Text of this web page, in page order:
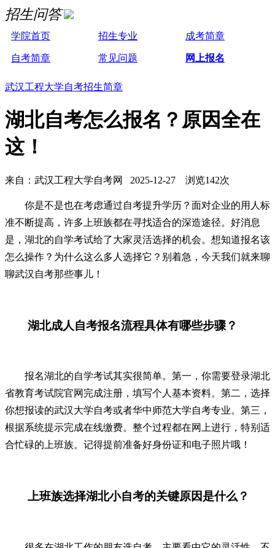
招生问答
学院首页 招生专业 成考简章
自考简章 常见问题 网上报名
武汉工程大学自考招生简章
湖北自考怎么报名？原因全在
这！
来自：武汉工程大学自考网 2025-12-27 浏览142次
你是不是也在考虑通过自考提升学历？面对企业的用人标
准不断提高，许多上班族都在寻找适合的深造途径。好消息
是，湖北的自学考试给了大家灵活选择的机会。想知道报名该
怎么操作？为什么这么多人选择它？别着急，今天我们就来聊
聊武汉自考那些事儿！
湖北成人自考报名流程具体有哪些步骤？
报名湖北的自学考试其实很简单。第一，你需要登录湖北
省教育考试院官网完成注册，填写个人基本资料。第二，选择
你想报读的武汉大学自考或者华中师范大学自考专业。第三，
根据系统提示完成在线缴费。整个过程都在网上进行，特别适
合忙碌的上班族。记得提前准备好身份证和电子照片哦！
上班族选择湖北小自考的关键原因是什么？